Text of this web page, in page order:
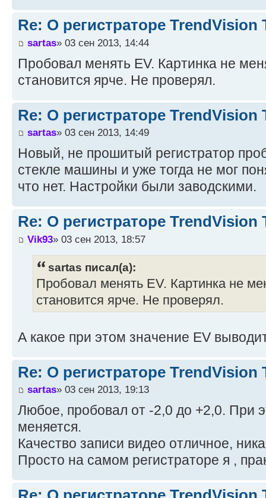
Re: О регистраторе TrendVision
sartas» 03 сен 2013, 14:44
Пробовал менять EV. Картинка не
становится ярче. Не проверял.
Re: О регистраторе TrendVision
sartas» 03 сен 2013, 14:49
Новый, не прошитый регистратор
стекле машины и уже тогда не мог
что нет. Настройки были заводскими.
Re: О регистраторе TrendVision
Vik93» 03 сен 2013, 18:57
sartas писал(а):
Пробовал менять EV. Картинка не
становится ярче. Не проверял.
А какое при этом значение EV
Re: О регистраторе TrendVision
sartas» 03 сен 2013, 19:13
Любое, пробовал от -2,0 до +2,0. При
меняется.
Качество записи видео отличное,
Просто на самом регистраторе я ,